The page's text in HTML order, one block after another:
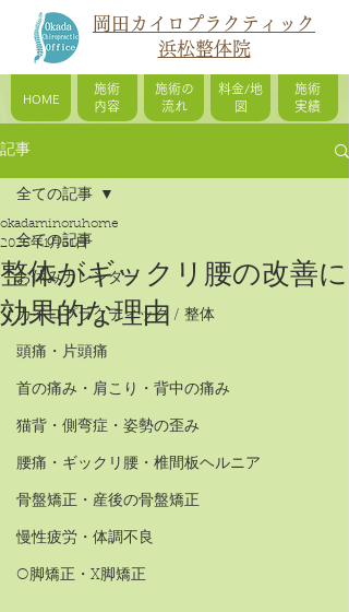
HOME
施術
内容
施術の
流れ
料金/地
図
施術
実績
岡田カイロプラクティック
浜松整体院
記事
全ての記事
お休みカレンダー
カイロプラクティック / 整体
頭痛・片頭痛
首の痛み・肩こり・背中の痛み
猫背・側弯症・姿勢の歪み
腰痛・ギックリ腰・椎間板ヘルニア
骨盤矯正・産後の骨盤矯正
慢性疲労・体調不良
O脚矯正・X脚矯正
全ての記事
整体がギックリ腰の改善に
効果的な理由
okadaminoruhome
2025年1月31日